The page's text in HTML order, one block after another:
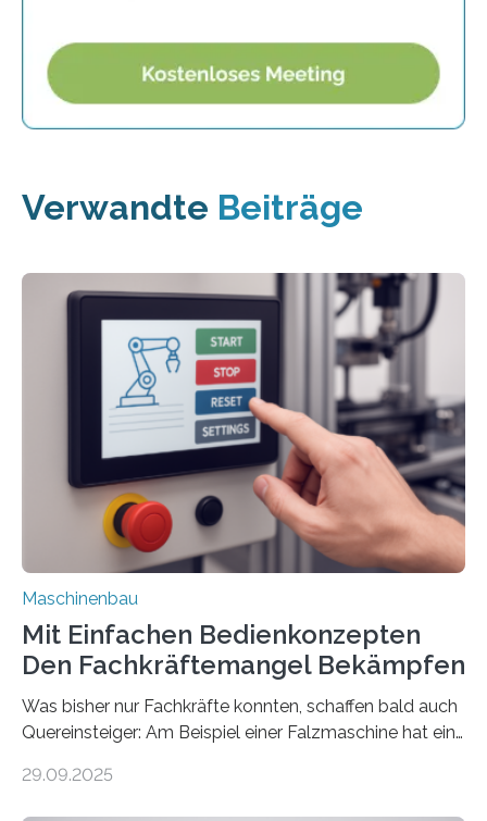
Verwandte Beiträge
Maschinenbau
Mit Einfachen Bedienkonzepten
Den Fachkräftemangel Bekämpfen
Was bisher nur Fachkräfte konnten, schaffen bald auch
Quereinsteiger: Am Beispiel einer Falzmaschine hat ein
Mensch-Maschine-Schnittstelle so sehr vereinfacht,
29.09.2025